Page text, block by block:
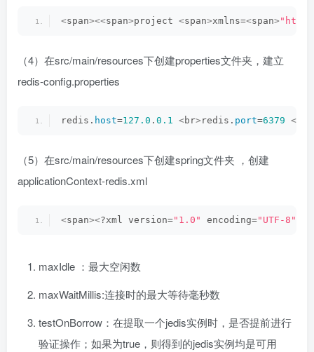
<span><<span>project <span>xmlns=<span>
（4）在src/main/resources下创建properties文件夹，建立
redis-config.properties
redis. host=127.0 . 0.1 <br> redis. port=6379 <
（5）在src/main/resources下创建spring文件夹 ，创建
applicationContext-redis.xml
<span><?xml version="1.0" encoding="UTF-8"
maxIdle ：最大空闲数
maxWaitMillis:连接时的最大等待毫秒数
testOnBorrow：在提取一个jedis实例时，是否提前进行
验证操作；如果为true，则得到的jedis实例均是可用